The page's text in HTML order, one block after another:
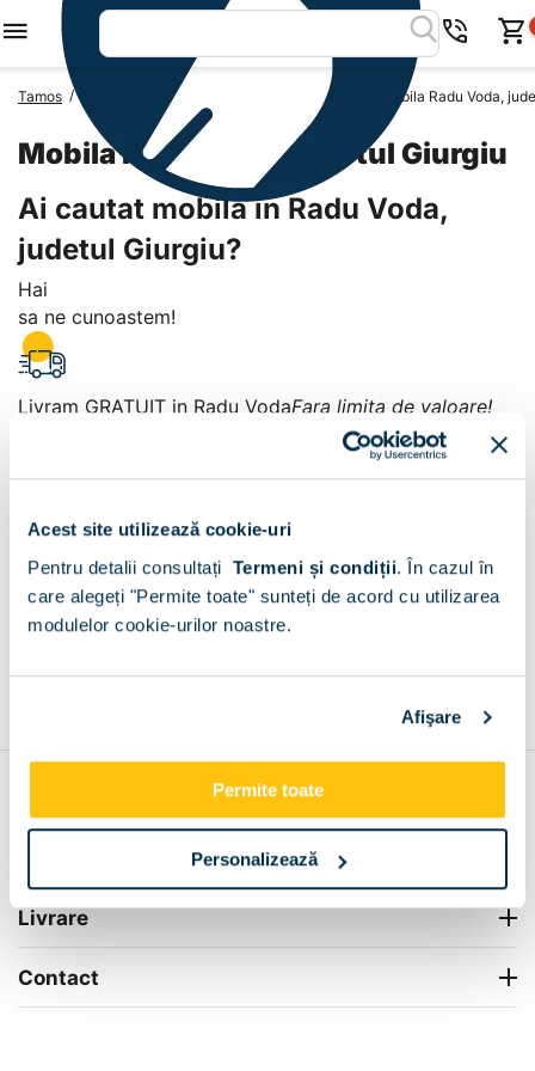
Acest site utilizează cookie-uri
Pentru detalii consultați Termeni și condiții. În cazul în
care alegeți "Permite toate" sunteți de acord cu utilizarea
modulelor cookie-urilor noastre.
Afişare
Permite toate
Personalizează
Tamos / Mobila Romania Mobila Judetul Giurgiu Mobila Radu Voda,
Mobila Radu Voda, judetul Giurgiu
Ai cautat mobila in Radu Voda,
judetul Giurgiu?
Hai
sa ne cunoastem!
Livram GRATUIT in Radu VodaFara limita de valoare!
Plata la livrare sau in magazin
Radu Voda
+
Grantie de producator 24 luni Rezolvam orice situatie!
Livrare
Contact